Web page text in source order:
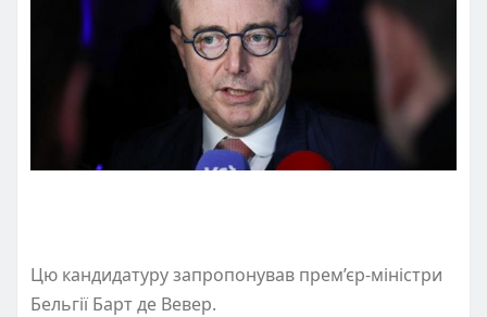
Цю кандидатуру запропонував прем’єр-міністри
Бельгії Барт де Вевер.